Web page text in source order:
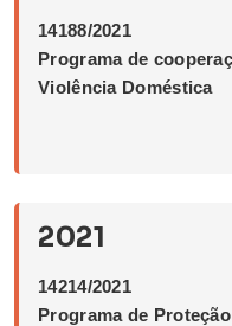
14188/2021
Programa de
Violência Doméstica
2021
14214/2021
Programa de